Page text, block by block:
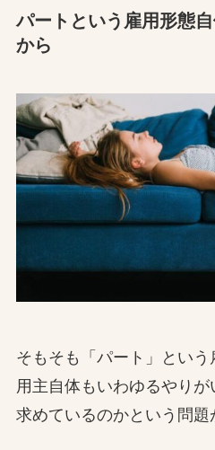
パートという雇用形態
から
そもそも「パート」とい
用主自体もいわゆるやり
求めているのかという問題